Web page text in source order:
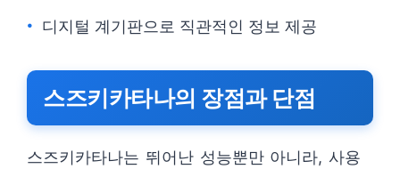
디지털 계기판으로 직관적인 정보 제공
스즈키카타나의 장점과 단점
스즈키카타나는 뛰어난 성능뿐만 아니라, 사용